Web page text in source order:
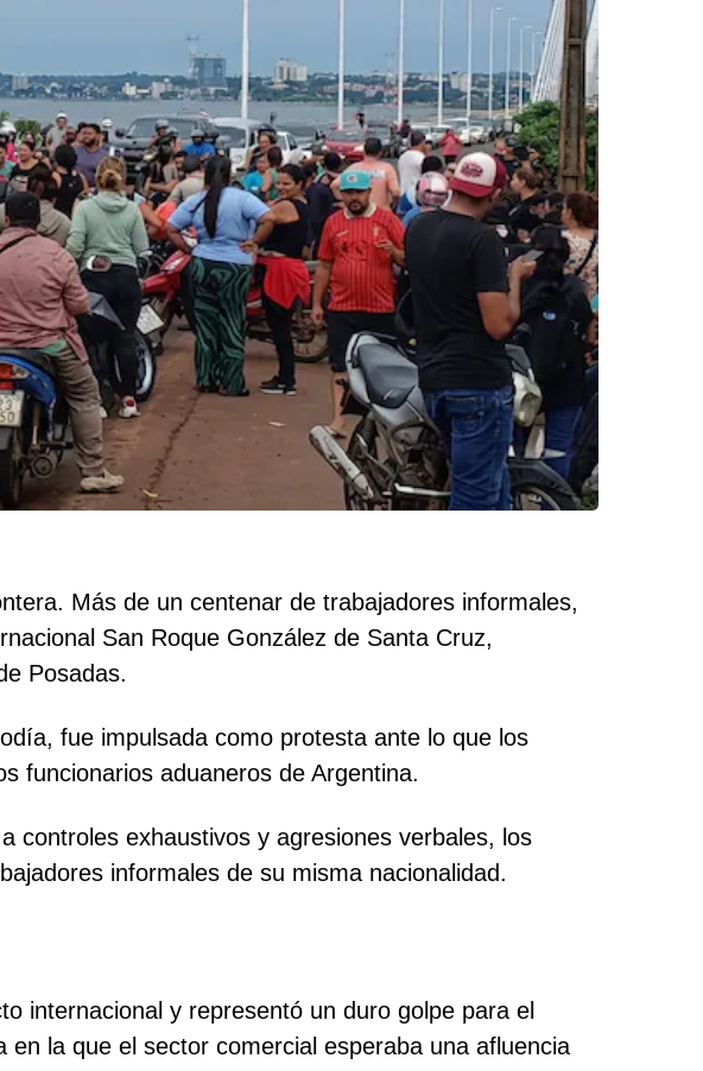
Más de un centenar de trabajadores informales,
San Roque González de Santa Cruz,
Posadas.
fue impulsada como protesta ante lo que los
funcionarios aduaneros de Argentina.
controles exhaustivos y agresiones verbales, los
informales de su misma nacionalidad.
internacional y representó un duro golpe para el
la que el sector comercial esperaba una afluencia